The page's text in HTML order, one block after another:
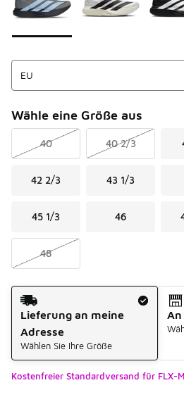
Wähle eine Größe aus
40 40 2/3
42 2/3 43 1/3
45 1/3 46
48
Versandart
Lieferung an meine
Adresse
Wählen Sie Ihre Größe
An
Kostenfreier Standardversand für FLX-